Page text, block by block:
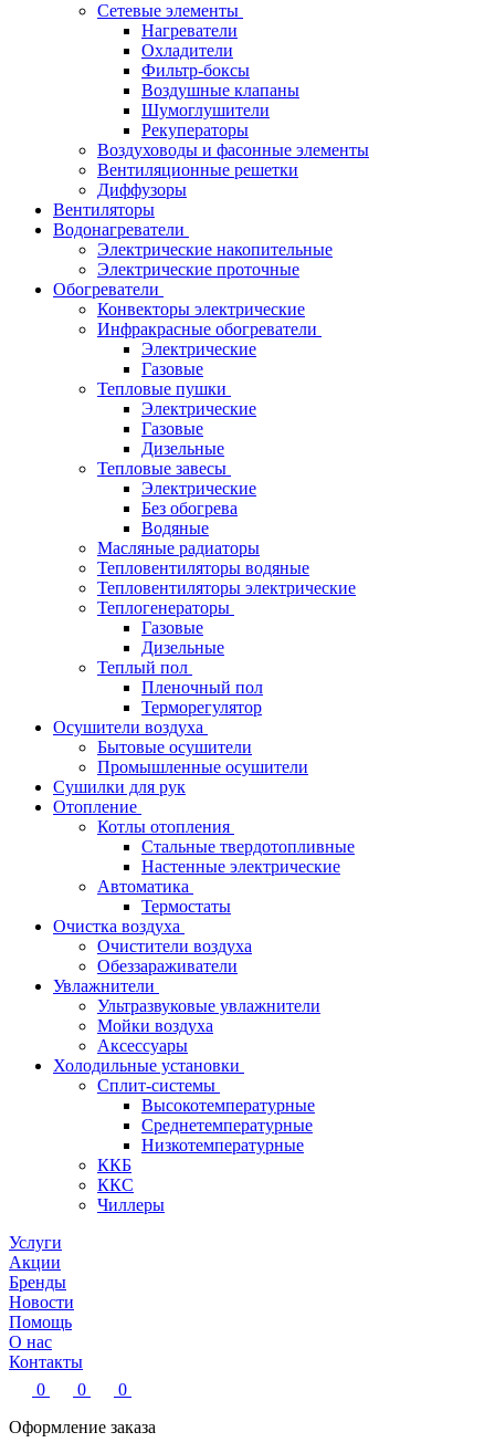
Сетевые элементы
Нагреватели
Охладители
Фильтр-боксы
Воздушные клапаны
Шумоглушители
Рекуператоры
Воздуховоды и фасонные элементы
Вентиляционные решетки
Диффузоры
Вентиляторы
Водонагреватели
Электрические накопительные
Электрические проточные
Обогреватели
Конвекторы электрические
Инфракрасные обогреватели
Электрические
Газовые
Тепловые пушки
Электрические
Газовые
Дизельные
Тепловые завесы
Электрические
Без обогрева
Водяные
Масляные радиаторы
Тепловентиляторы водяные
Тепловентиляторы электрические
Теплогенераторы
Газовые
Дизельные
Теплый пол
Пленочный пол
Терморегулятор
Осушители воздуха
Бытовые осушители
Промышленные осушители
Сушилки для рук
Отопление
Котлы отопления
Стальные твердотопливные
Настенные электрические
Автоматика
Термостаты
Очистка воздуха
Очистители воздуха
Обеззараживатели
Увлажнители
Ультразвуковые увлажнители
Мойки воздуха
Аксессуары
Холодильные установки
Сплит-системы
Высокотемпературные
Среднетемпературные
Низкотемпературные
ККБ
ККС
Чиллеры
Услуги
Акции
Бренды
Новости
Помощь
О нас
Контакты
0
0
0
Оформление заказа